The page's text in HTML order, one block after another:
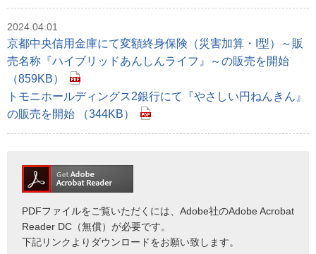
2024.04.01
京都中央信用金庫にて変額終身保険（災害加算・I型）～販
売名称『ハイブリッドあんしんライフ』～の販売を開始
（859KB）
トモニホールディングス2銀行にて『やさしい円ねんきん』
の販売を開始 （344KB）
PDFファイルをご覧いただくには、Adobe社のAdobe Acrobat
Reader DC（無償）が必要です。
下記リンクよりダウンロードをお願い致します。